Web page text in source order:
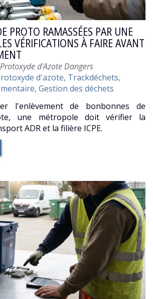
PROTO RAMASSÉES PAR UNE
VÉRIFICATIONS À FAIRE AVANT
Publié
par
Protoxyde d'Azote Dangers
d'azote, Trackdéchets,
, Gestion des déchets
l'enlèvement de bonbonnes de
une métropole doit vérifier la
ADR et la filière ICPE.